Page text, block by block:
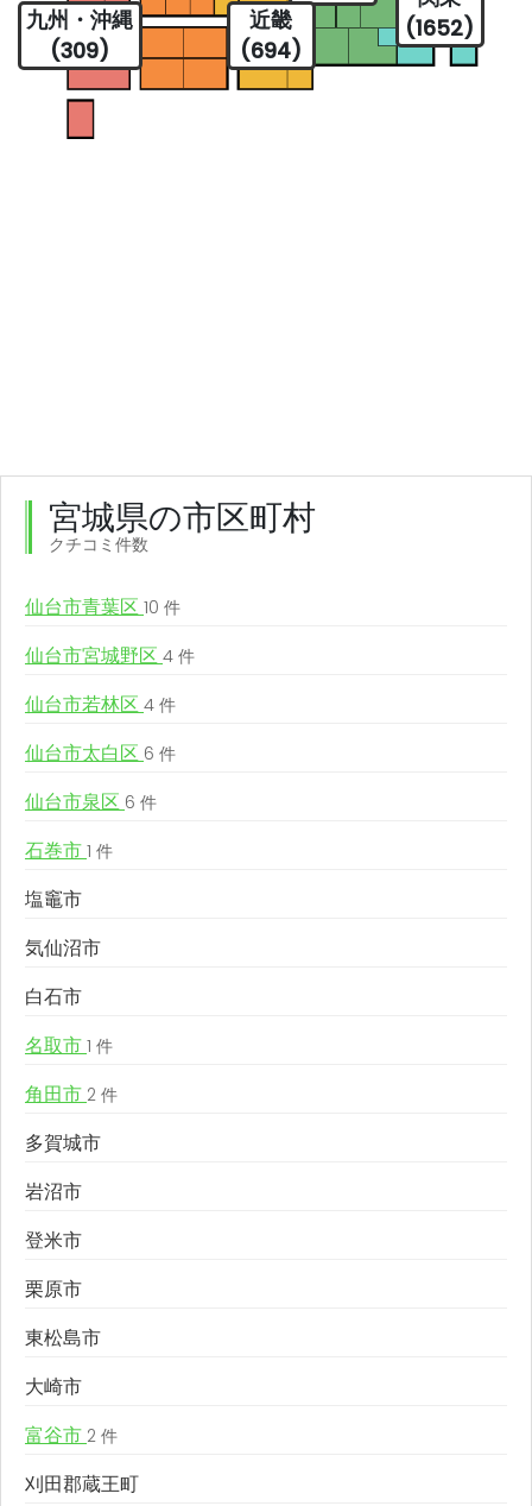
(1652)
近畿
(694)
九州・沖縄
(309)
宮城県の市区町村
クチコミ件数
仙台市青葉区 10 件
仙台市宮城野区 4 件
仙台市若林区 4 件
仙台市太白区 6 件
仙台市泉区 6 件
石巻市 1 件
塩竈市
気仙沼市
白石市
名取市 1 件
角田市 2 件
多賀城市
岩沼市
登米市
栗原市
東松島市
大崎市
富谷市 2 件
刈田郡蔵王町